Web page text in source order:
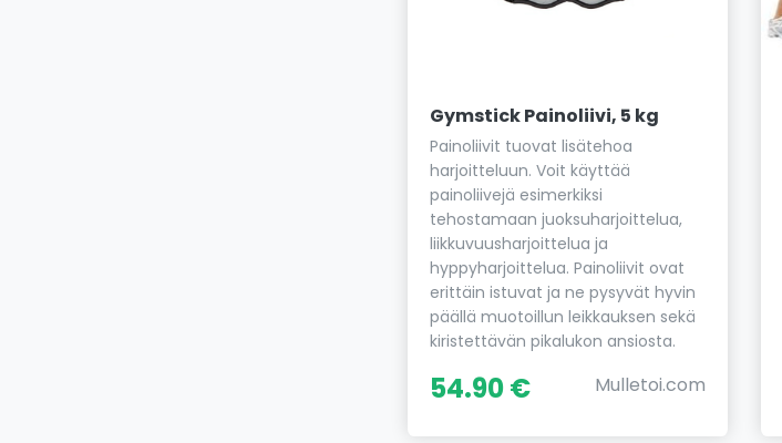
Gymstick Painoliivi, 5 kg
Painoliivit tuovat lisätehoa
harjoitteluun. Voit käyttää
painoliivejä esimerkiksi
tehostamaan juoksuharjoittelua,
liikkuvuusharjoittelua ja
hyppyharjoittelua. Painoliivit ovat
erittäin istuvat ja ne pysyvät hyvin
päällä muotoillun leikkauksen sekä
kiristettävän pikalukon ansiosta.
54.90 € Mulletoi.com